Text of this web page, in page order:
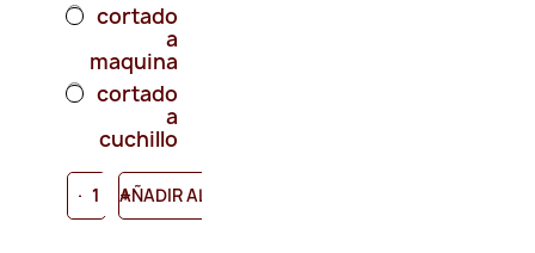
cortado
a
maquina
cortado
a
cuchillo
- +
AÑADIR AL CARRITO